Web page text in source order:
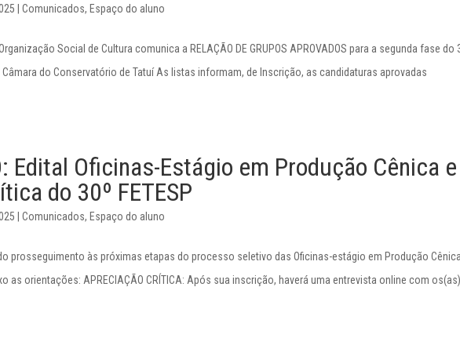
|Comunicados, Espaço do aluno
Social de Cultura comunica a RELAÇÃO DE GRUPOS APROVADOS para a segunda fase do
do Conservatório de Tatuí As listas informam, de Inscrição, as candidaturas aprovadas
Edital Oficinas-Estágio em Produção Cênica e
do 30º FETESP
|Comunicados, Espaço do aluno
prosseguimento às próximas etapas do processo seletivo das Oficinas-estágio em Produção
as orientações: APRECIAÇÃO CRÍTICA: Após sua inscrição, haverá uma entrevista online com